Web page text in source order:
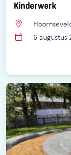
Kinderwerk
6 augustus